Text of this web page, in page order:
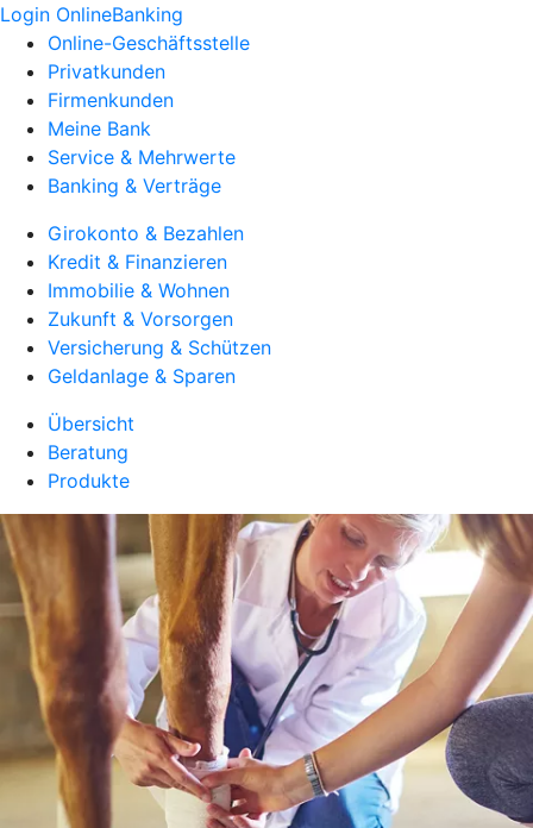
Login OnlineBanking
Online-Geschäftsstelle
Privatkunden
Firmenkunden
Meine Bank
Service & Mehrwerte
Banking & Verträge
Girokonto & Bezahlen
Kredit & Finanzieren
Immobilie & Wohnen
Zukunft & Vorsorgen
Versicherung & Schützen
Geldanlage & Sparen
Übersicht
Beratung
Produkte